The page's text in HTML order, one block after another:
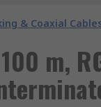
& Coaxial
m,